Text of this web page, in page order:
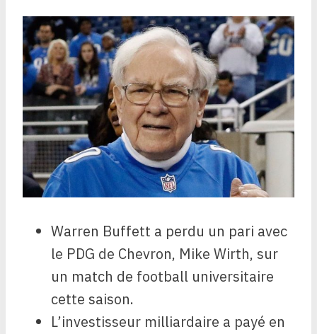
Warren Buffett a perdu un pari avec
le PDG de Chevron, Mike Wirth, sur
un match de football universitaire
cette saison.
L’investisseur milliardaire a payé en